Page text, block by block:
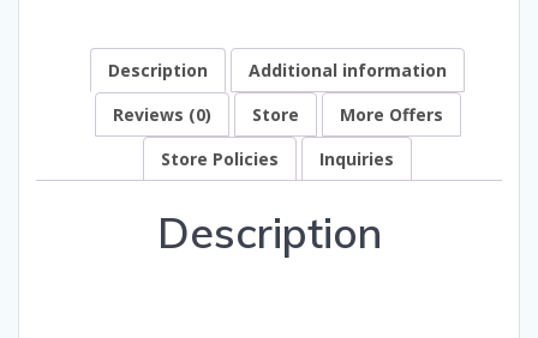
Description
Additional information
Reviews (0)
Store
More Offers
Store Policies
Inquiries
Description